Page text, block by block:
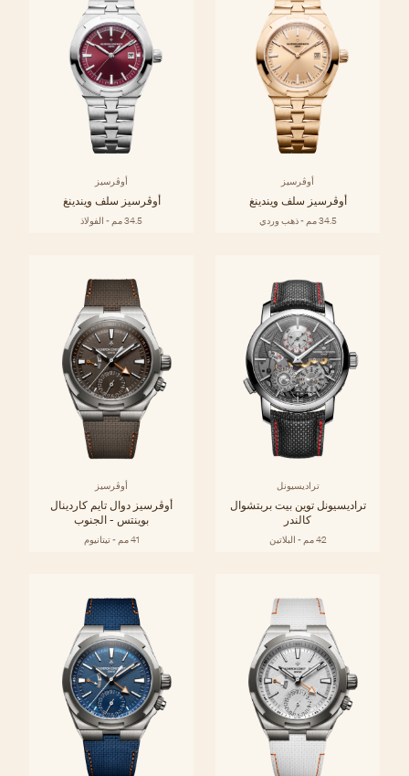
أوڤرسيز
أوڤرسيز سلف ويندينغ
34.5 مم - ذهب وردي
أوڤرسيز
أوڤرسيز سلف ويندينغ
34.5 مم - الفولاذ
تراديسيونل
تراديسيونل توين بيت بربتشوال
كالندر
42 مم - البلاتين
أوڤرسيز
أوڤرسيز دوال تايم كاردينال
بوينتس - الجنوب
41 مم - تيتانيوم